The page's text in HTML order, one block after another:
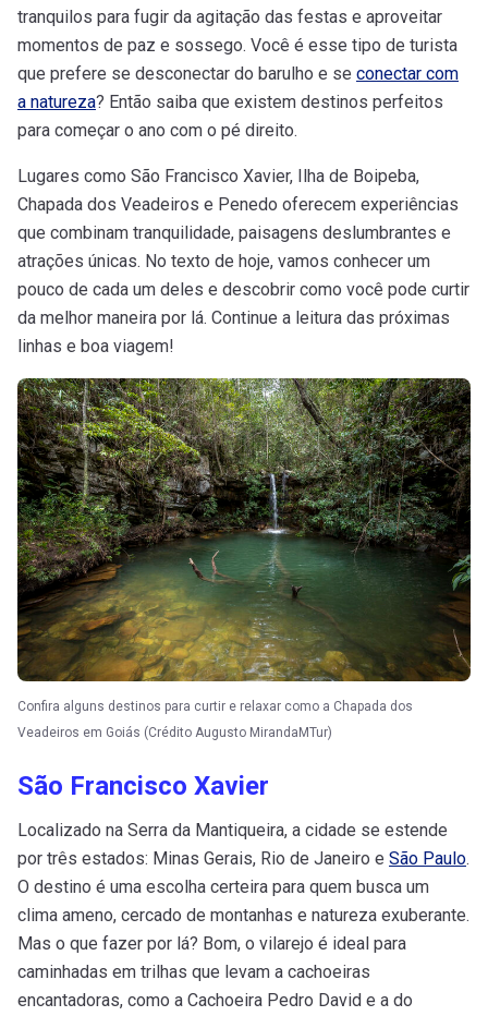
tranquilos para fugir da agitação das festas e aproveitar
momentos de paz e sossego. Você é esse tipo de turista
que prefere se desconectar do barulho e se conectar com
a natureza? Então saiba que existem destinos perfeitos
para começar o ano com o pé direito.
Lugares como São Francisco Xavier, Ilha de Boipeba,
Chapada dos Veadeiros e Penedo oferecem experiências
que combinam tranquilidade, paisagens deslumbrantes e
atrações únicas. No texto de hoje, vamos conhecer um
pouco de cada um deles e descobrir como você pode curtir
da melhor maneira por lá. Continue a leitura das próximas
linhas e boa viagem!
Confira alguns destinos para curtir e relaxar como a Chapada dos
Veadeiros em Goiás (Crédito Augusto MirandaMTur)
São Francisco Xavier
Localizado na Serra da Mantiqueira, a cidade se estende
por três estados: Minas Gerais, Rio de Janeiro e São Paulo.
O destino é uma escolha certeira para quem busca um
clima ameno, cercado de montanhas e natureza exuberante.
Mas o que fazer por lá? Bom, o vilarejo é ideal para
caminhadas em trilhas que levam a cachoeiras
encantadoras, como a Cachoeira Pedro David e a do